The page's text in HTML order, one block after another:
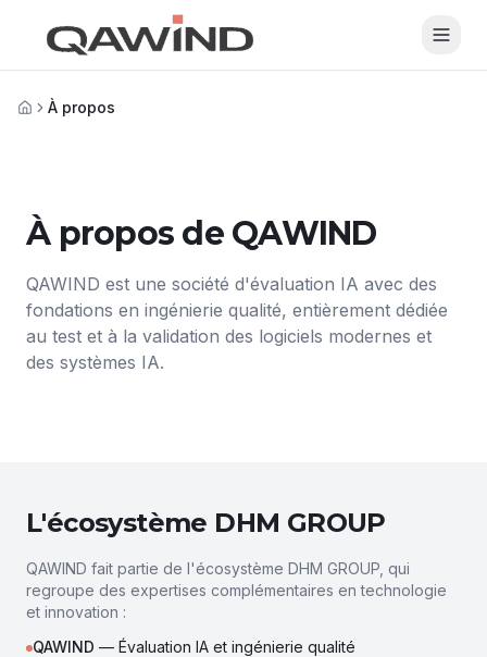
Aller au contenu principal
AccueilÀ propos
À propos de QAWIND
QAWIND est une société d'évaluation IA avec des
fondations en ingénierie qualité, entièrement dédiée
au test et à la validation des logiciels modernes et
des systèmes IA.
L'écosystème DHM GROUP
QAWIND fait partie de l'écosystème DHM GROUP, qui
regroupe des expertises complémentaires en technologie
et innovation :
QAWIND — Évaluation IA et ingénierie qualité